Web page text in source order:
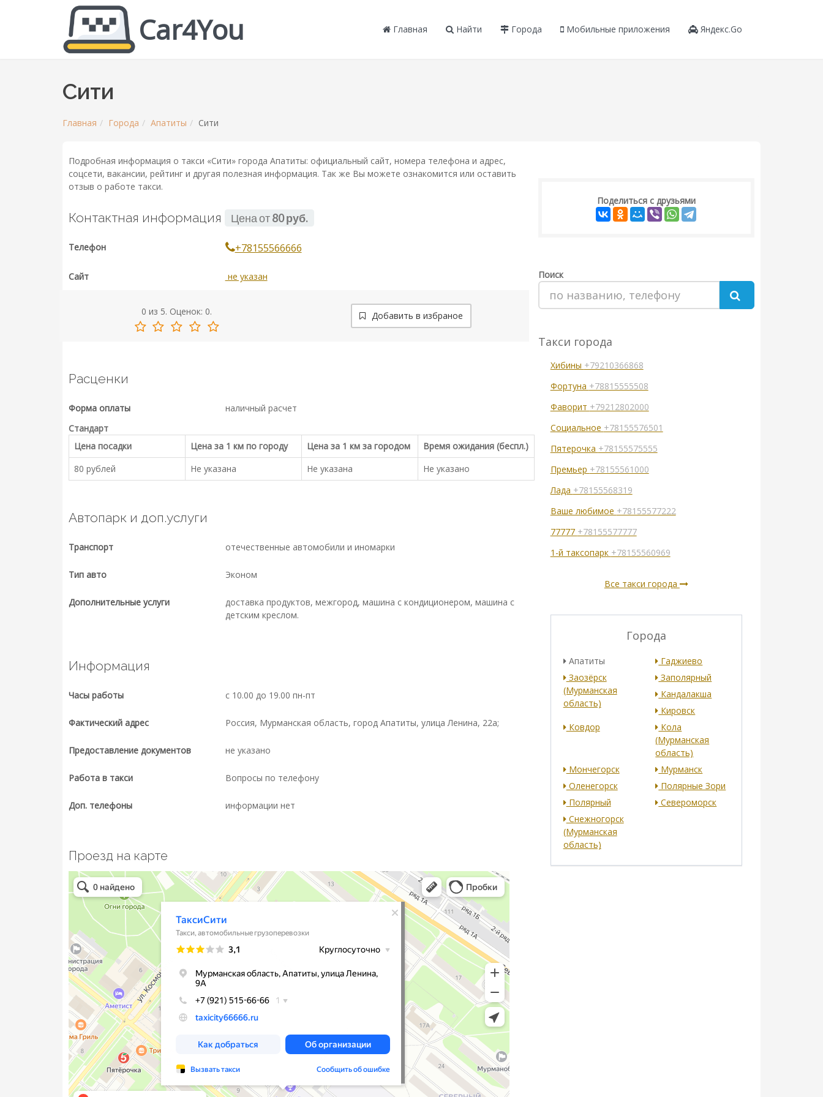
Car4You Главная Найти Города Мобильные приложения Яндекс.Go
Сити
Главная Города Апатиты Сити
Подробная информация о такси «Сити» города Апатиты: официальный сайт, номера телефона и адрес,
соцсети, вакансии, рейтинг и другая полезная информация. Так же Вы можете ознакомится или оставить
отзыв о работе такси.
Контактная информация Цена от80 руб.
Телефон +78155566666
Сайт не указан
0 из 5. Оценок: 0. Добавить в избраное
Расценки
Форма оплаты
наличный расчет
Стандарт
Цена посадки
Цена за 1 км по городу Цена за 1 км за городом
Время ожидания (беспл.)
80 рублей
Не указана Не указана Не указано
Автопарк и доп.услуги
Транспорт отечественные автомобили и иномарки
Тип авто Эконом
Дополнительные услуги
доставка продуктов, межгород, машина с кондиционером, машина с
детским креслом.
Информация
Часы работы с 10.00 до 19.00 пн-пт
Фактический адрес Россия, Мурманская область, город Апатиты, улица Ленина, 22а;
Предоставление документов не указано
Работа в такси Вопросы по телефону
Доп. телефоны информации нет
Проезд на карте
Поделиться с друзьями
Поиск
Такси города
Хибины +79210366868
Фортуна +78815555508
Фаворит +79212802000
Социальное +78155576501
Пятерочка +78155575555
Премьер +78155561000
Лада +78155568319
Ваше любимое +78155577222
77777 +78155577777
1-й таксопарк +78155560969
Все такси города
Города
Апатиты
Гаджиево
Заозёрск
(Мурманская
область)
Заполярный
Кандалакша
Кировск
Ковдор
Кола
(Мурманская
область)
Мончегорск
Мурманск
Оленегорск
Полярные Зори
Полярный
Североморск
Снежногорск
(Мурманская
область)